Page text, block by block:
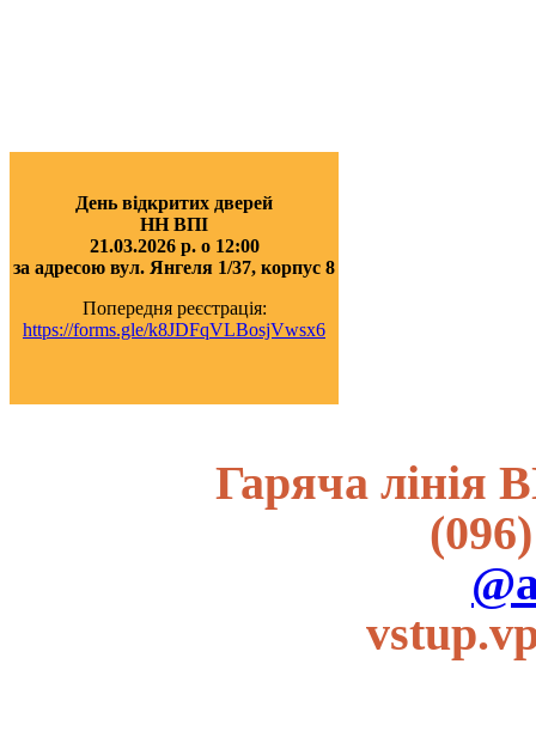
День відкритих дверей
НН ВПІ
21.03.2026 р. о 12:00
за адресою вул. Янгеля 1/37, корпус 8
Попередня реєстрація:
https://forms.gle/k8JDFqVLBosjVwsx6
Гаряча лінія